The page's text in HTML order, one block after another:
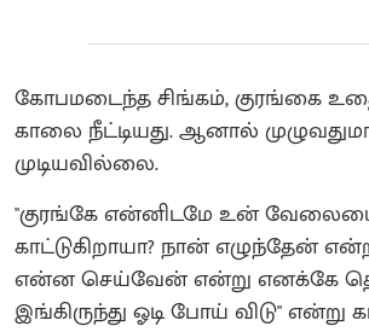
கோபமடைந்த சிங்கம், குரங்கை
காலை நீட்டியது. ஆனால்
முடியவில்லை.
"குரங்கே என்னிடமே உன்
காட்டுகிறாயா? நான் எழுந்தேன்
என்ன செய்வேன் என்று எனக்கே
இங்கிருந்து ஓடி போய் விடு" என்று